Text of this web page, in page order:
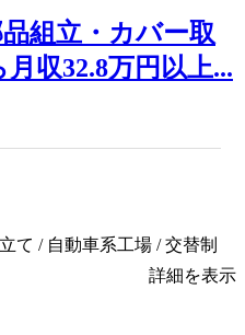
組立・カバー取
収32.8万円以上...
て / 自動車系工場 / 交替制
詳細を表示